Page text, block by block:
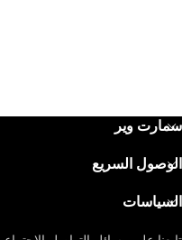
سمارت وير
الوصول السريع
السياسات